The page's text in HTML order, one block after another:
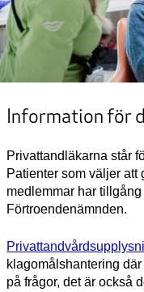
Information för
Privattandläkarna står
Patienter som väljer
medlemmar har
Förtroendenämnden.
klagomålshantering
på frågor, det är också